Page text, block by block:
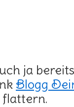
ja
Blogg